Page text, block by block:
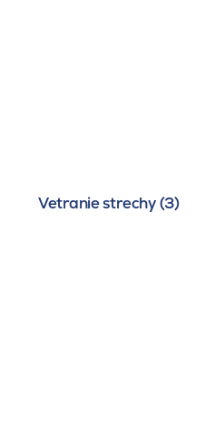
Vetranie strechy (3)